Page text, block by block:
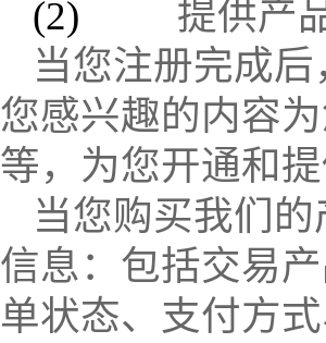
(2) 提供产
当您注册完成
您感兴趣的内容
等，为您开通和
当您购买我们
信息：包括交易
单状态、支付方